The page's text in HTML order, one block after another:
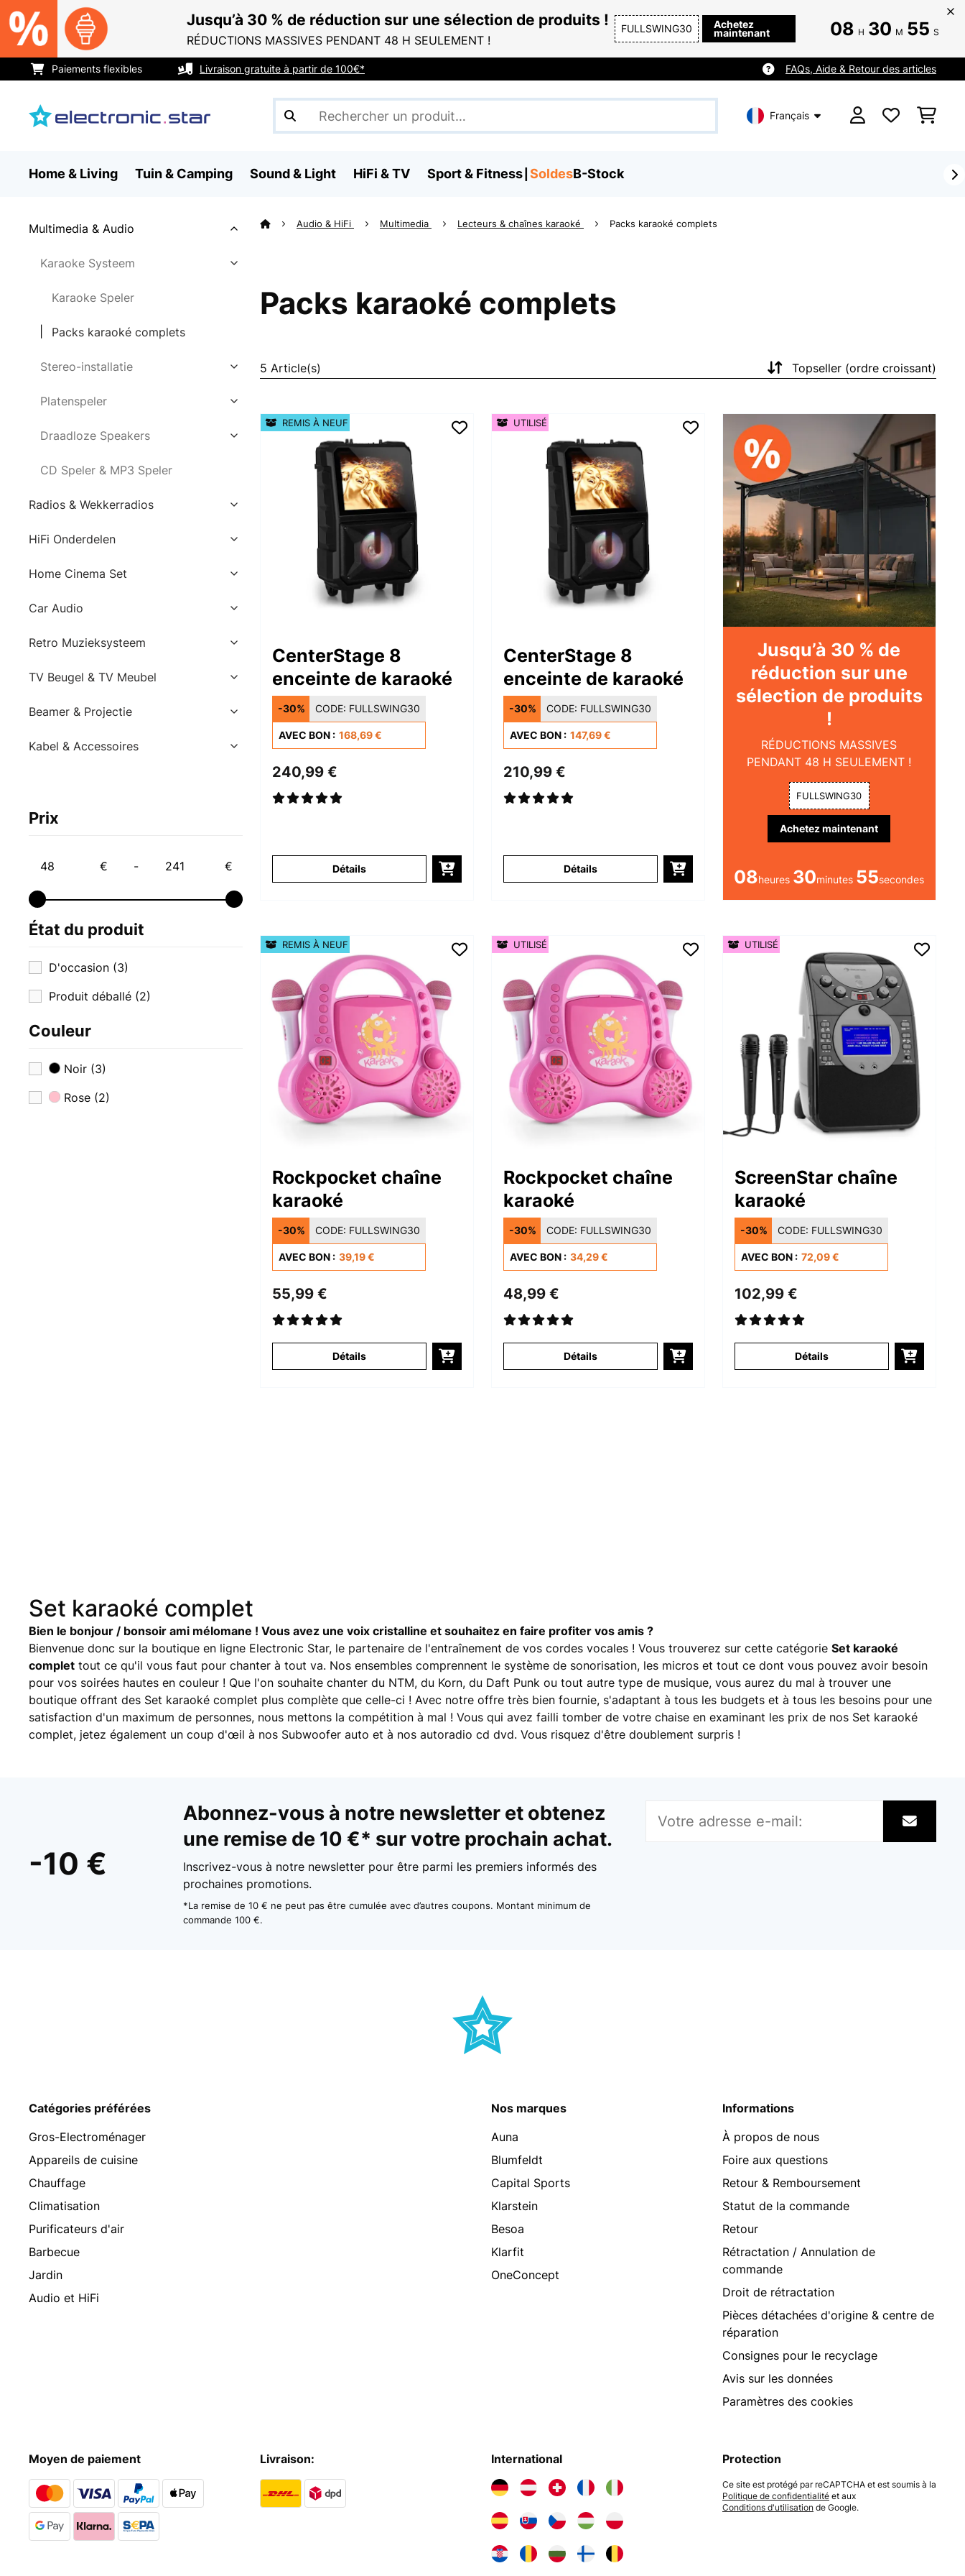
Jusqu’à 30 % de réduction sur une sélection de produits !
RÉDUCTIONS MASSIVES PENDANT 48 H SEULEMENT !
FULLSWING30 Achetez
maintenant 08 H 30 M 53 S
Paiements flexibles Livraison gratuite à partir de 100€* FAQs, Aide & Retour des articles
Français
Home & Living Tuin & Camping Sound & Light HiFi & TV Sport & Fitness SoldesB-Stock
Multimedia & Audio
Karaoke Systeem
Karaoke Speler
Packs karaoké complets
Stereo-installatie
Platenspeler
Draadloze Speakers
CD Speler & MP3 Speler
Radios & Wekkerradios
HiFi Onderdelen
Home Cinema Set
Car Audio
Retro Muzieksysteem
TV Beugel & TV Meubel
Beamer & Projectie
Kabel & Accessoires
Prix
€ - €
État du produit
D'occasion (3)
Produit déballé (2)
Couleur
Noir (3)
Rose (2)
Audio & HiFi Multimedia Lecteurs & chaînes karaoké Packs karaoké complets
Packs karaoké complets
5 Article(s) Topseller (ordre croissant)
CenterStage 8
enceinte de karaoké
-30% CODE: FULLSWING30
AVEC BON : 168,69 €
240,99 €
Détails
REMIS À NEUF
CenterStage 8
enceinte de karaoké
-30% CODE: FULLSWING30
AVEC BON : 147,69 €
210,99 €
Détails
UTILISÉ
Jusqu’à 30 % de
réduction sur une
sélection de produits
!
RÉDUCTIONS MASSIVES
PENDANT 48 H SEULEMENT !
FULLSWING30
Achetez maintenant
08heures 30minutes 53secondes
Rockpocket chaîne
karaoké
-30% CODE: FULLSWING30
AVEC BON : 39,19 €
55,99 €
Détails
REMIS À NEUF
Rockpocket chaîne
karaoké
-30% CODE: FULLSWING30
AVEC BON : 34,29 €
48,99 €
Détails
UTILISÉ
ScreenStar chaîne
karaoké
-30% CODE: FULLSWING30
AVEC BON : 72,09 €
102,99 €
Détails
UTILISÉ
Set karaoké complet
Bien le bonjour / bonsoir ami mélomane ! Vous avez une voix cristalline et souhaitez en faire profiter vos amis ?
Bienvenue donc sur la boutique en ligne Electronic Star, le partenaire de l'entraînement de vos cordes vocales ! Vous trouverez sur cette catégorie Set karaoké
complet tout ce qu'il vous faut pour chanter à tout va. Nos ensembles comprennent le système de sonorisation, les micros et tout ce dont vous pouvez avoir besoin
pour vos soirées hautes en couleur ! Que l'on souhaite chanter du NTM, du Korn, du Daft Punk ou tout autre type de musique, vous aurez du mal à trouver une
boutique offrant des Set karaoké complet plus complète que celle-ci ! Avec notre offre très bien fournie, s'adaptant à tous les budgets et à tous les besoins pour une
satisfaction d'un maximum de personnes, nous mettons la compétition à mal ! Vous qui avez failli tomber de votre chaise en examinant les prix de nos Set karaoké
complet, jetez également un coup d'œil à nos Subwoofer auto et à nos autoradio cd dvd. Vous risquez d'être doublement surpris !
-10 €
Abonnez-vous à notre newsletter et obtenez
une remise de 10 €* sur votre prochain achat.
Inscrivez-vous à notre newsletter pour être parmi les premiers informés des
prochaines promotions.
*La remise de 10 € ne peut pas être cumulée avec d’autres coupons. Montant minimum de
commande 100 €.
Catégories préférées
Gros-Electroménager
Appareils de cuisine
Chauffage
Climatisation
Purificateurs d'air
Barbecue
Jardin
Audio et HiFi
Nos marques
Auna
Blumfeldt
Capital Sports
Klarstein
Besoa
Klarfit
OneConcept
Informations
À propos de nous
Foire aux questions
Retour & Remboursement
Statut de la commande
Retour
Rétractation / Annulation de
commande
Droit de rétractation
Pièces détachées d'origine & centre de
réparation
Consignes pour le recyclage
Avis sur les données
Paramètres des cookies
Moyen de paiement Livraison: International Protection
Ce site est protégé par reCAPTCHA et est soumis à la
Politique de confidentialité et aux
Conditions d'utilisation de Google.